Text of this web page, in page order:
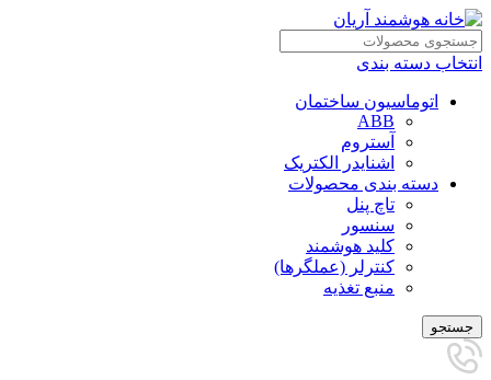
انتخاب دسته بندی
اتوماسیون ساختمان
ABB
آستروم
اشنایدر الکتریک
دسته بندی محصولات
تاچ پنل
سنسور
کلید هوشمند
کنترلر (عملگرها)
منبع تغذیه
جستجو